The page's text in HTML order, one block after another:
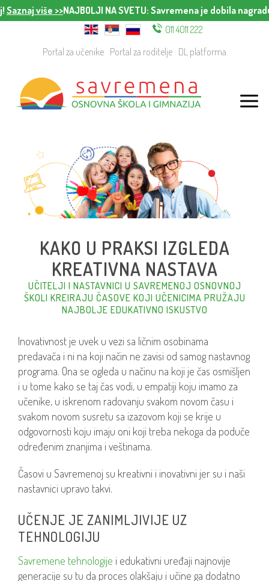
Saznaj više >>NAJBOLJI NA SVETU: Savremena je dobila
011 4011 222
Portal za učenike Portal za roditelje DL platforma
KAKO U PRAKSI IZGLEDA
KREATIVNA NASTAVA
UČITELJI I NASTAVNICI U SAVREMENOJ OSNOVNOJ
ŠKOLI KREIRAJU ČASOVE KOJI UČENICIMA PRUŽAJU
NAJBOLJE EDUKATIVNO ISKUSTVO
Inovativnost je uvek u vezi sa ličnim osobinama
predavača i ni na koji način ne zavisi od samog nastavnog
programa. Ona se ogleda u načinu na koji je čas osmišljen
i u tome kako se taj čas vodi, u empatiji koju imamo za
učenike, u iskrenom radovanju svakom novom času i
svakom novom susretu sa izazovom koji se krije u
odgovornosti koju imaju oni koji treba nekoga da poduče
određenim znanjima i veštinama.
Časovi u Savremenoj su kreativni i inovativni jer su i naši
nastavnici upravo takvi.
UČENJE JE ZANIMLJIVIJE UZ
TEHNOLOGIJU
Savremene tehnologije i edukativni uređaji najnovije
generacije su tu da proces olakšaju i učine ga dodatno